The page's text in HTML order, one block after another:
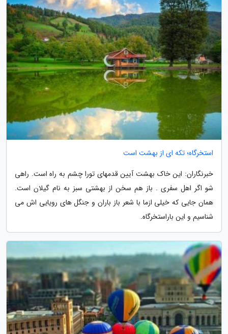
استخرگاه؛ تکه ای از بهشت است
خبرنگاران: این خاک بهشت آیین قدمهای تورا چشم به راه است. راهی
شو اگر اهل سفری . باز هم سخن از بهشتی سبز به نام گیلان است.
همان جایی که خیلی ازما با شعر باز باران و جنگل های رویایی اش می
شناسیم و این باراستخرگاه.